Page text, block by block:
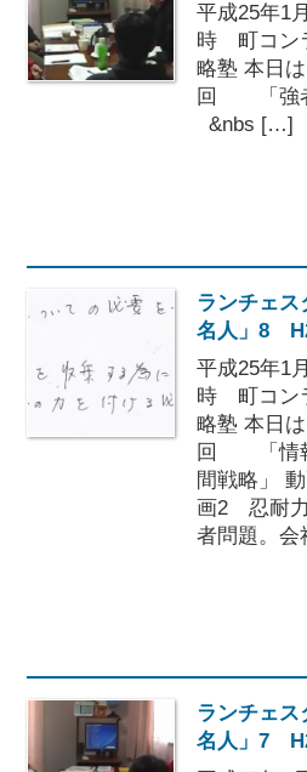
平成25年1
時 町コン
略塾 本日
回 「強
&nbs […]
ランチェス
名人」8
平成25年1
時 町コン
略塾 本日
回 「情報
間戦略」
画2 忍耐
者問題。
ランチェス
名人」7